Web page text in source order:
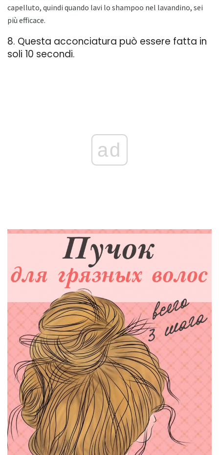
capelluto, quindi quando lavi lo shampoo nel lavandino, sei
più efficace.
8. Questa acconciatura può essere fatta in
soli 10 secondi.
ad